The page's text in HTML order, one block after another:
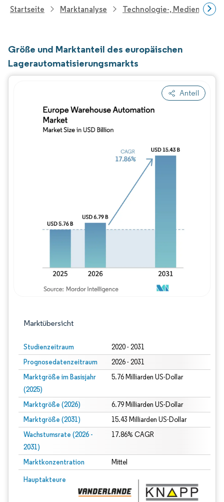
Startseite Marktanalyse Technologie-, Medien- Und
Größe und Marktanteil des europäischen
Lagerautomatisierungsmarkts
Anteil
Marktübersicht
Studienzeitraum 2020 - 2031
Prognosedatenzeitraum 2026 - 2031
Marktgröße im Basisjahr
(2025)
5.76 Milliarden US-Dollar
Marktgröße (2026) 6.79 Milliarden US-Dollar
Marktgröße (2031) 15.43 Milliarden US-Dollar
Wachstumsrate (2026 -
2031)
17.86% CAGR
Marktkonzentration Mittel
Hauptakteure
Bild © Mordor Intelligence. Wiederverwendung erfordert Namensnennung
Bild © Mordor Intelligence.